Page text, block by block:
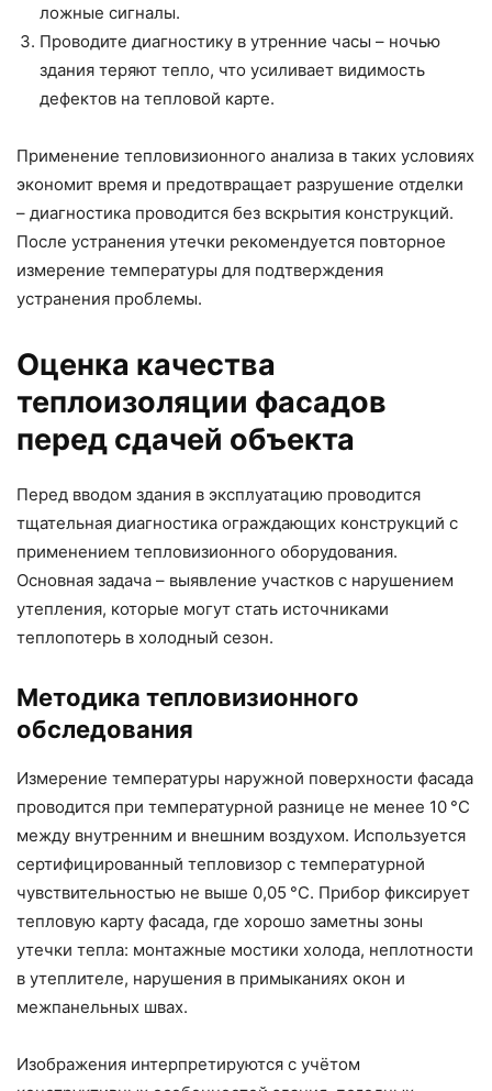
ложные сигналы.
Проводите диагностику в утренние часы – ночью
здания теряют тепло, что усиливает видимость
дефектов на тепловой карте.
Применение тепловизионного анализа в таких условиях
экономит время и предотвращает разрушение отделки
– диагностика проводится без вскрытия конструкций.
После устранения утечки рекомендуется повторное
измерение температуры для подтверждения
устранения проблемы.
Оценка качества
теплоизоляции фасадов
перед сдачей объекта
Перед вводом здания в эксплуатацию проводится
тщательная диагностика ограждающих конструкций с
применением тепловизионного оборудования.
Основная задача – выявление участков с нарушением
утепления, которые могут стать источниками
теплопотерь в холодный сезон.
Методика тепловизионного
обследования
Измерение температуры наружной поверхности фасада
проводится при температурной разнице не менее 10 °C
между внутренним и внешним воздухом. Используется
сертифицированный тепловизор с температурной
чувствительностью не выше 0,05 °C. Прибор фиксирует
тепловую карту фасада, где хорошо заметны зоны
утечки тепла: монтажные мостики холода, неплотности
в утеплителе, нарушения в примыканиях окон и
межпанельных швах.
Изображения интерпретируются с учётом